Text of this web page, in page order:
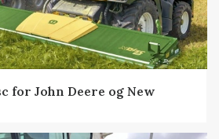
for John Deere og New